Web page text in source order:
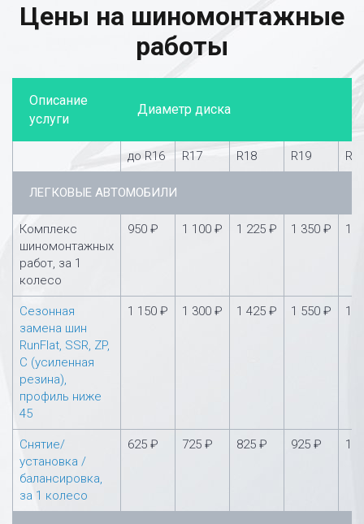
Цены на шиномонтажные
работы
Описание
услуги
Диаметр диска
до R16 R17 R18 R19
ЛЕГКОВЫЕ АВТОМОБИЛИ
Комплекс
шиномонтажных
работ, за 1
колесо
950 ₽ 1 100 ₽ 1 225 ₽ 1 350 ₽ 1
Сезонная
замена шин
RunFlat, SSR, ZP,
С (усиленная
резина),
профиль ниже
45
1 150 ₽ 1 300 ₽ 1 425 ₽ 1 550 ₽ 1
Снятие/
установка /
балансировка,
за 1 колесо
625 ₽ 725 ₽ 825 ₽ 925 ₽ 1